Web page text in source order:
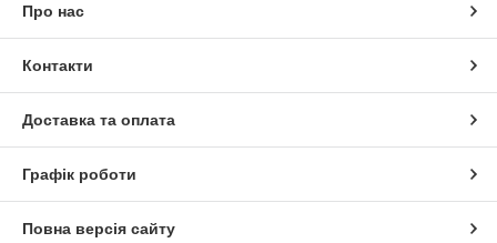
Про нас
Контакти
Доставка та оплата
Графік роботи
Повна версія сайту